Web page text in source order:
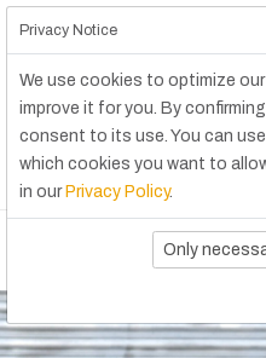
Privacy Notice
We use cookies to optimize
improve it for you. By
consent to its use. You can
which cookies you want to
in our Privacy Policy.
Only